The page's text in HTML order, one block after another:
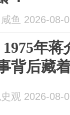
鱼 2026-08-
1975年
背后藏
观 2026-08-